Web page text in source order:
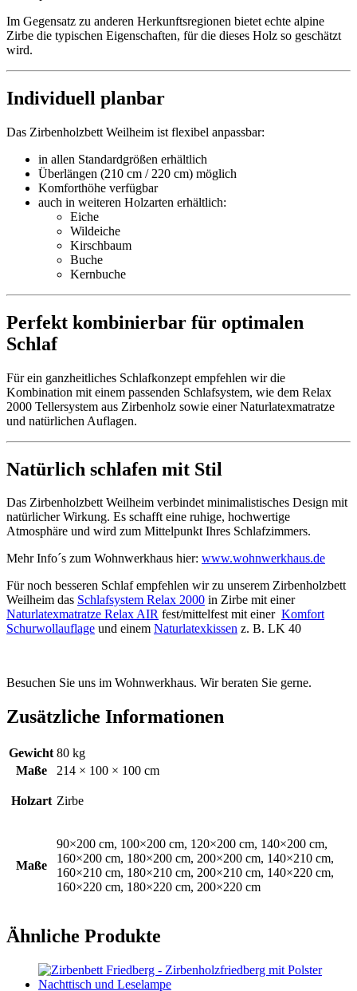
Im Gegensatz zu anderen Herkunftsregionen bietet echte alpine
Zirbe die typischen Eigenschaften, für die dieses Holz so geschätzt
wird.
Individuell planbar
Das Zirbenholzbett Weilheim ist flexibel anpassbar:
in allen Standardgrößen erhältlich
Überlängen (210 cm / 220 cm) möglich
Komforthöhe verfügbar
auch in weiteren Holzarten erhältlich:
Eiche
Wildeiche
Kirschbaum
Buche
Kernbuche
Perfekt kombinierbar für optimalen
Schlaf
Für ein ganzheitliches Schlafkonzept empfehlen wir die
Kombination mit einem passenden Schlafsystem, wie dem Relax
2000 Tellersystem aus Zirbenholz sowie einer Naturlatexmatratze
und natürlichen Auflagen.
Natürlich schlafen mit Stil
Das Zirbenholzbett Weilheim verbindet minimalistisches Design mit
natürlicher Wirkung. Es schafft eine ruhige, hochwertige
Atmosphäre und wird zum Mittelpunkt Ihres Schlafzimmers.
Mehr Info´s zum Wohnwerkhaus hier: www.wohnwerkhaus.de
Für noch besseren Schlaf empfehlen wir zu unserem Zirbenholzbett
Weilheim das Schlafsystem Relax 2000 in Zirbe mit einer
Naturlatexmatratze Relax AIR fest/mittelfest mit einer Komfort
Schurwollauflage und einem Naturlatexkissen z. B. LK 40
Besuchen Sie uns im Wohnwerkhaus. Wir beraten Sie gerne.
Zusätzliche Informationen
Gewicht 80 kg
Maße
214 × 100 × 100 cm
Holzart Zirbe
Maße
90×200 cm, 100×200 cm, 120×200 cm, 140×200 cm,
160×200 cm, 180×200 cm, 200×200 cm, 140×210 cm,
160×210 cm, 180×210 cm, 200×210 cm, 140×220 cm,
160×220 cm, 180×220 cm, 200×220 cm
Ähnliche Produkte